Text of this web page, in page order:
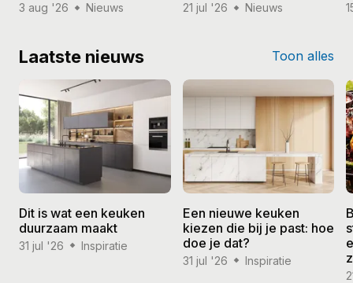
3 aug '26 Nieuws 21 jul '26 Nieuws
Laatste nieuws Toon alles
Dit is wat een keuken
duurzaam maakt
31 jul '26 Inspiratie
Een nieuwe keuken
kiezen die bij je past: hoe
doe je dat?
31 jul '26 Inspiratie